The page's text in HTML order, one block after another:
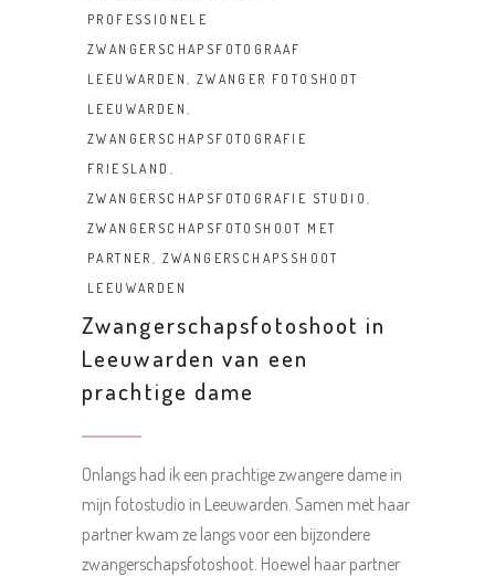
PROFESSIONELE
ZWANGERSCHAPSFOTOGRAAF
LEEUWARDEN, ZWANGER FOTOSHOOT
LEEUWARDEN,
ZWANGERSCHAPSFOTOGRAFIE
FRIESLAND ,
ZWANGERSCHAPSFOTOGRAFIE STUDIO ,
ZWANGERSCHAPSFOTOSHOOT MET
PARTNER , ZWANGERSCHAPSSHOOT
LEEUWARDEN
Zwangerschapsfotoshoot in
Leeuwarden van een
prachtige dame
Onlangs had ik een prachtige zwangere dame in
mijn fotostudio in Leeuwarden. Samen met haar
partner kwam ze langs voor een bijzondere
zwangerschapsfotoshoot. Hoewel haar partner